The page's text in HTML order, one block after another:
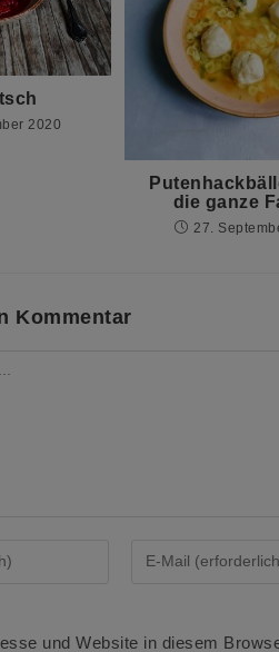
2020
die ganze
27.
Kommentar
Adresse
und Website in diesem